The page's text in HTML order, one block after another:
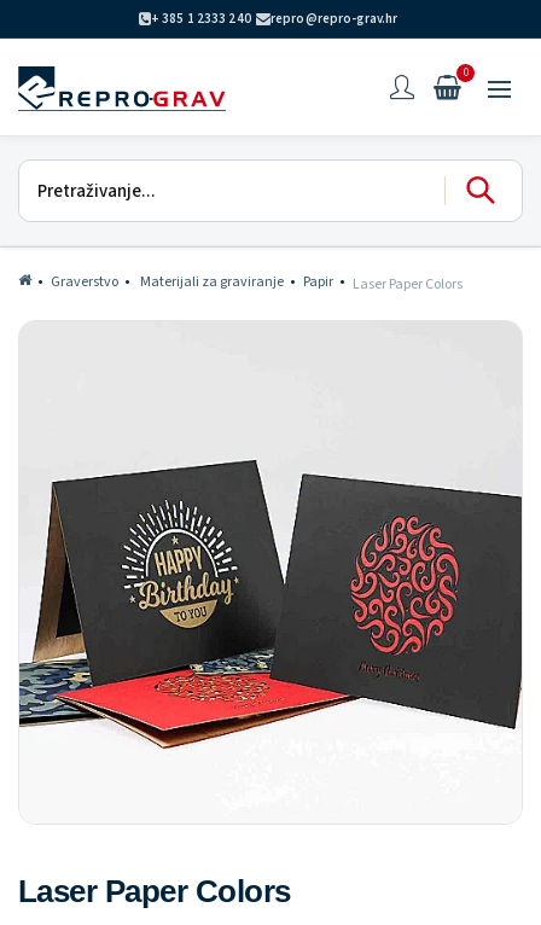
+ 385 1 2333 240 repro@repro-grav.hr
0
Graverstvo Materijali za graviranje Papir Laser Paper Colors
Laser Paper Colors